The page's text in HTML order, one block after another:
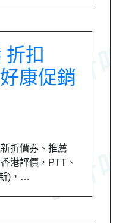
扣
康促銷
折價券、推薦
港評價，PTT、
)，…